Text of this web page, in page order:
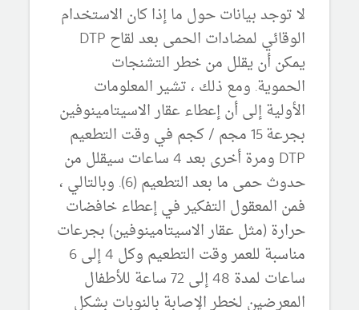
لا توجد بيانات حول ما إذا كان الاستخدام
الوقائي لمضادات الحمى بعد لقاح DTP
يمكن أن يقلل من خطر التشنجات
الحموية. ومع ذلك ، تشير المعلومات
الأولية إلى أن إعطاء عقار الاسيتامينوفين
بجرعة 15 مجم / كجم في وقت التطعيم
DTP ومرة ​​أخرى بعد 4 ساعات سيقلل من
حدوث حمى ما بعد التطعيم (6).
وبالتالي ،
فمن المعقول التفكير في إعطاء خافضات
حرارة (مثل عقار الاسيتامينوفين) بجرعات
مناسبة للعمر وقت التطعيم وكل 4 إلى 6
ساعات لمدة 48 إلى 72 ساعة للأطفال
المعرضين لخطر الإصابة بالنوبات بشكل